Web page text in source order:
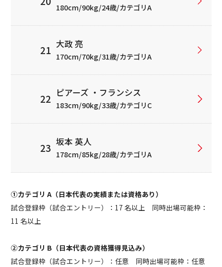
180cm/90kg/24歳/カテゴリA
大政 亮
170cm/70kg/31歳/カテゴリA
ピアーズ ・フランシス
183cm/90kg/33歳/カテゴリC
坂本 英人
178cm/85kg/28歳/カテゴリA
①カテゴリ A（日本代表の実績または資格あり）
試合登録枠（試合エントリー）：17 名以上 同時出場可能枠：
11 名以上
②カテゴリ B（日本代表の資格獲得見込み）
試合登録枠（試合エントリー）：任意 同時出場可能枠：任意